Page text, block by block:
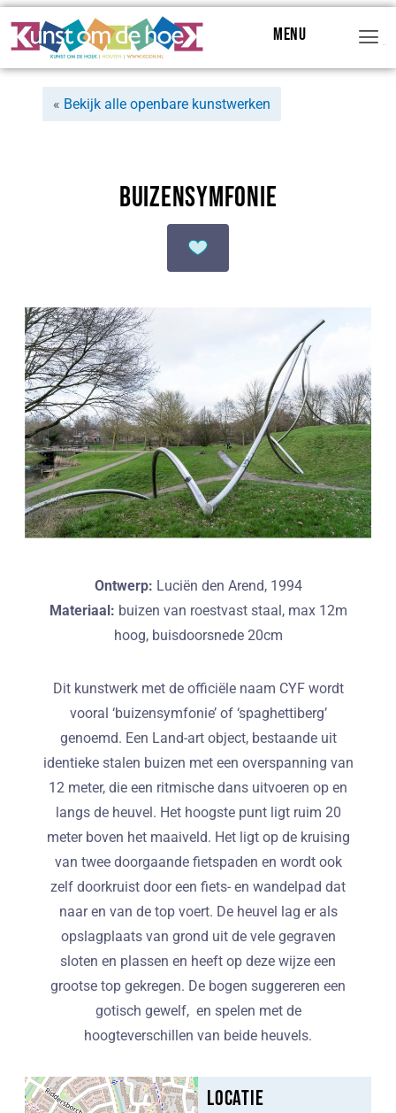
Menu
« Bekijk alle openbare kunstwerken
Buizensymfonie
Ontwerp: Luciën den Arend, 1994
Materiaal: buizen van roestvast staal, max 12m
hoog, buisdoorsnede 20cm
Dit kunstwerk met de officiële naam CYF wordt
vooral ‘buizensymfonie’ of ‘spaghettiberg’
genoemd. Een Land-art object, bestaande uit
identieke stalen buizen met een overspanning van
12 meter, die een ritmische dans uitvoeren op en
langs de heuvel. Het hoogste punt ligt ruim 20
meter boven het maaiveld. Het ligt op de kruising
van twee doorgaande fietspaden en wordt ook
zelf doorkruist door een fiets- en wandelpad dat
naar en van de top voert. De heuvel lag er als
opslagplaats van grond uit de vele gegraven
sloten en plassen en heeft op deze wijze een
grootse top gekregen. De bogen suggereren een
gotisch gewelf, en spelen met de
hoogteverschillen van beide heuvels.
Locatie